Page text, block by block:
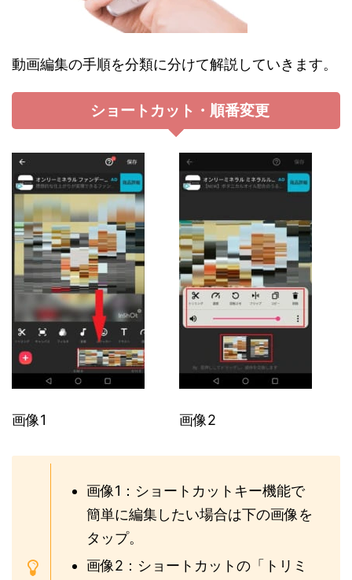
動画編集の手順を分類に分けて解説していきます。
ショートカット・順番変更
画像1 画像2
画像1：ショートカットキー機能で
簡単に編集したい場合は下の画像を
タップ。
画像2：ショートカットの「トリミ